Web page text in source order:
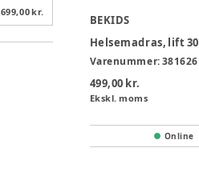
699,00 kr.
BEKIDS
Helsemadras, lift
Varenummer:381626
499,00 kr.
Ekskl. moms
Online